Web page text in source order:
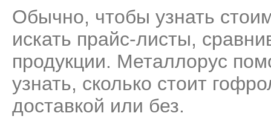
Обычно, чтобы узнать
искать прайс-листы,
продукции. Металлорус
узнать, сколько стоит
доставкой или без.